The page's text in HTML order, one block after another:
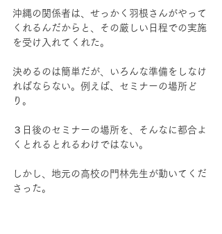
沖縄の関係者は、せっかく羽根さんがやって
くれるんだからと、その厳しい日程での実施
を受け入れてくれた。
決めるのは簡単だが、いろんな準備をしなけ
ればならない。例えば、セミナーの場所ど
り。
３日後のセミナーの場所を、そんなに都合よ
くとれるとれるわけではない。
しかし、地元の高校の門林先生が動いてくだ
さった。